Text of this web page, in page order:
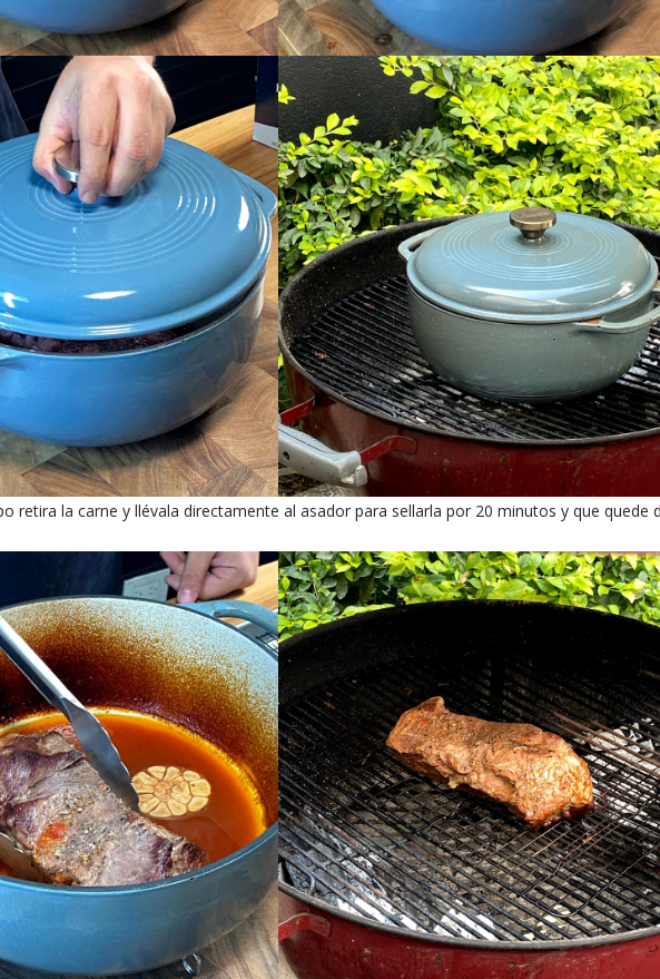
retira la carne y llévala directamente al asador para sellarla por 20 minutos y que quede